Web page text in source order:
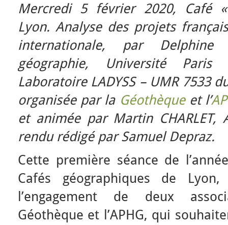
Mercredi 5 février 2020, Café
Lyon. Analyse des projets
internationale, par Delphine
géographie, Université Paris
Laboratoire LADYSS – UMR 7533
organisée par la Géothèqueet l’
et animée par Martin CHARLET,
rendu rédigé par Samuel Depraz.
Cette première séance de
Cafés géographiques de
l’engagement de deux
Géothèque et l’APHG, qui